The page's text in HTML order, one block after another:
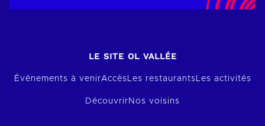
LE SITE OL VALLÉE
Événements à venirAccèsLes restaurantsLes activités
Découvrir Nos voisins